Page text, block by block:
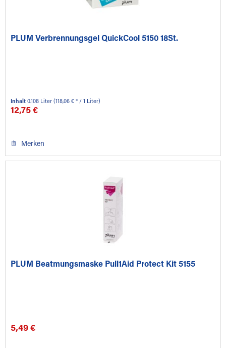
PLUM Verbrennungsgel QuickCool 5150 18St.
Inhalt0.108 Liter(118,06 € * / 1 Liter)
12,75 €
Merken
PLUM Beatmungsmaske Pull1Aid Protect Kit 5155
5,49 €